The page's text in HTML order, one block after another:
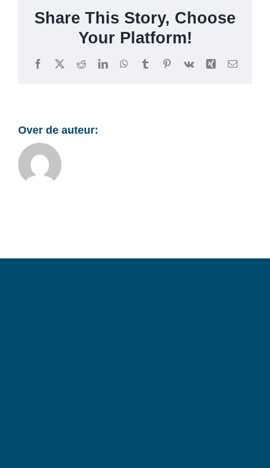
Share This Story, Choose
Your Platform!
Facebook
X RedditLinkedInWhatsApp
TumblrPinterest
Vk Xing E-
Over de auteur: